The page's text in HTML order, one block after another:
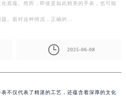
底蕴。然而，即使是如此精美的手表，也可能
。面对这种情况，正确的…
2025-06-08
不仅代表了精湛的工艺，还蕴含着深厚的文化